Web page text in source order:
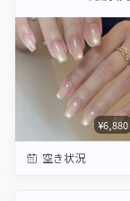
¥6,880
空き状況